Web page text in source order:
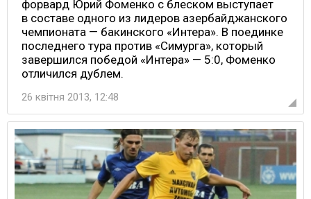
форвард Юрий Фоменко с блеском выступает
в составе одного из лидеров азербайджанского
чемпионата — бакинского «Интера». В поединке
последнего тура против «Симурга», который
завершился победой «Интера» — 5:0, Фоменко
отличился дублем.
26 квітня 2013, 12:48